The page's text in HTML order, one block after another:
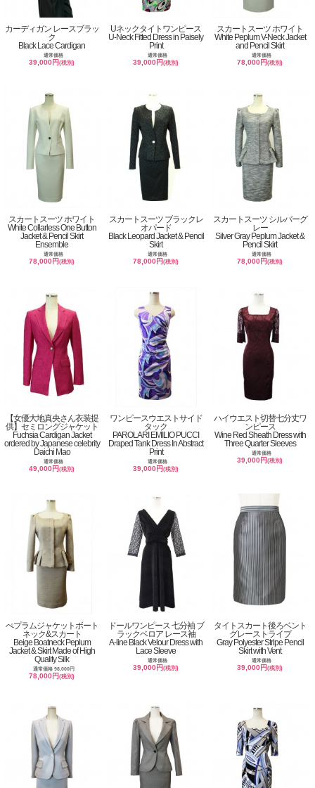
カーディガン レースブラッ
ク
Black Lace Cardigan
通常価格
39,000円(税別)
Uネックタイトワンピース
U-Neck Fitted Dress in Paisely
Print
通常価格
39,000円(税別)
スカートスーツ ホワイト
White Peplum V-Neck Jacket
and Pencil Skirt
通常価格
78,000円(税別)
スカートスーツ ホワイト
White Collarless One Button
Jacket & Pencil Skirt
Ensemble
通常価格
78,000円(税別)
スカートスーツ ブラックレ
オパード
Black Leopard Jacket & Pencil
Skirt
通常価格
78,000円(税別)
スカートスーツ シルバーグ
レー
Silver Gray Peplum Jacket &
Pencil Skirt
通常価格
78,000円(税別)
【女優大地真央さん衣装提
供】セミロングジャケット
Fuchsia Cardigan Jacket
ordered by Japanese celebrity
Daichi Mao
通常価格
49,000円(税別)
ワンピースウエストサイド
タック
PAROLARI EMILIO PUCCI
Draped Tank Dress In Abstract
Print
通常価格
39,000円(税別)
ハイウエスト切替七分丈ワ
ンピース
Wine Red Sheath Dress with
Three Quarter Sleeves
通常価格
39,000円(税別)
ぺプラムジャケットボート
ネック&スカート
Beige Boatneck Peplum
Jacket & Skirt Made of High
Quality Silk
通常価格 98,000円
78,000円(税別)
ドールワンピース 七分袖 ブ
ラックベロア レース袖
A-line Black Velour Dress with
Lace Sleeve
通常価格
39,000円(税別)
タイトスカート後ろベント
グレーストライプ
Gray Polyester Stripe Pencil
Skirt with Vent
通常価格
39,000円(税別)